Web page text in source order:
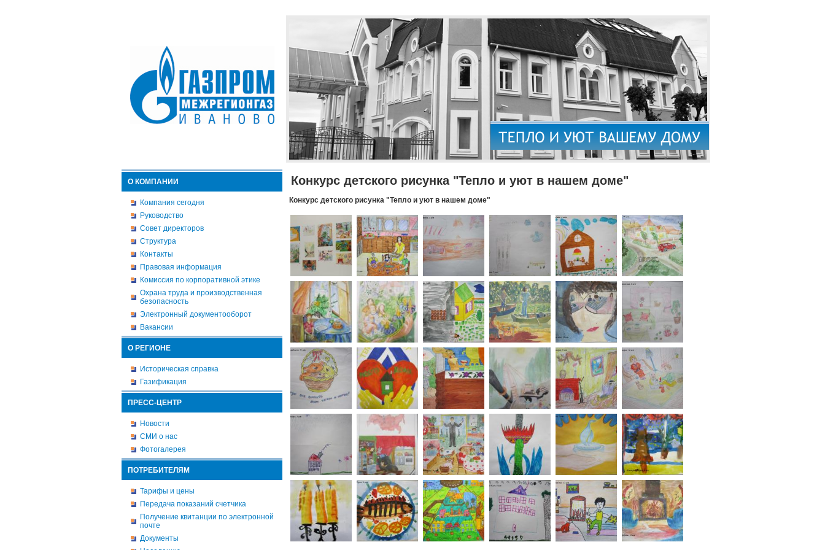
О КОМПАНИИ
Компания сегодня
Руководство
Совет директоров
Структура
Контакты
Правовая информация
Комиссия по корпоративной этике
Охрана труда и производственная
безопасность
Электронный документооборот
Вакансии
О РЕГИОНЕ
Историческая справка
Газификация
ПРЕСС-ЦЕНТР
Новости
СМИ о нас
Фотогалерея
ПОТРЕБИТЕЛЯМ
Тарифы и цены
Передача показаний счетчика
Получение квитанции по электронной
почте
Документы
Конкурс детского рисунка "Тепло и уют в нашем доме"
Конкурс детского рисунка "Тепло и уют в нашем доме"